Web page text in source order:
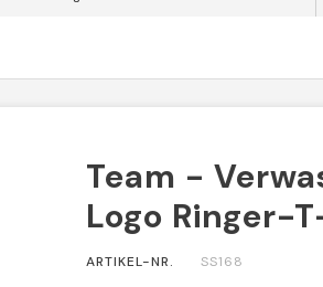
Team -
Logo Ringer-
ARTIKEL-NR. SS168